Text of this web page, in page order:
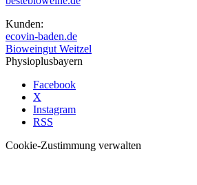
Kunden:
ecovin-baden.de
Bioweingut Weitzel
Physioplusbayern
Facebook
X
Instagram
RSS
Cookie-Zustimmung verwalten